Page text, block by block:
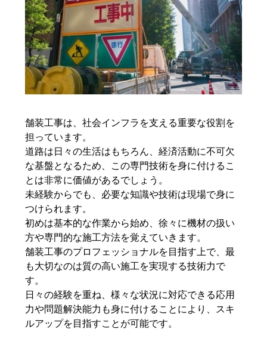
舗装工事は、社会インフラを支える重要な役割を
担っています。
道路は日々の生活はもちろん、経済活動に不可欠
な基盤となるため、この専門技術を身に付けるこ
とは非常に価値があるでしょう。
未経験からでも、必要な知識や技術は現場で身に
つけられます。
初めは基本的な作業から始め、徐々に機材の扱い
方や専門的な施工方法を覚えていきます。
舗装工事のプロフェッショナルを目指す上で、最
も大切なのは質の高い施工を実現する技術力で
す。
日々の経験を重ね、様々な状況に対応できる応用
力や問題解決能力も身に付けることにより、スキ
ルアップを目指すことが可能です。